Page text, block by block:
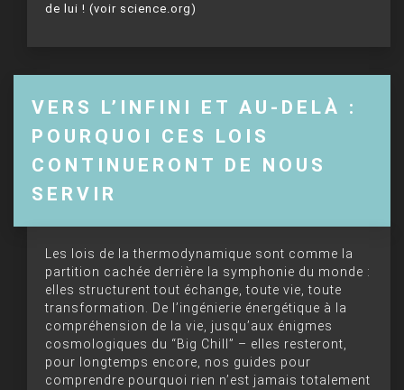
de lui ! (voir science.org)
VERS L’INFINI ET AU-DELÀ :
POURQUOI CES LOIS
CONTINUERONT DE NOUS
SERVIR
Les lois de la thermodynamique sont comme la
partition cachée derrière la symphonie du monde :
elles structurent tout échange, toute vie, toute
transformation. De l’ingénierie énergétique à la
compréhension de la vie, jusqu’aux énigmes
cosmologiques du “Big Chill” – elles resteront,
pour longtemps encore, nos guides pour
comprendre pourquoi rien n’est jamais totalement